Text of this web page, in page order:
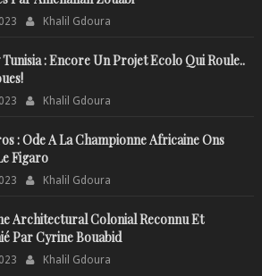
Khalil Gdoura
Tunisia : Encore Un Projet Ecolo Qui Roule..
Khalil Gdoura
: Ode A La Championne Africaine Ons
Figaro
Khalil Gdoura
Architectural Colonial Reconnu Et
Par Cyrine Bouabid
Khalil Gdoura